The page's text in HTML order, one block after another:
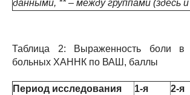
данными, ** – между группами (здесь
Таблица 2: Выраженность боли в
больных ХАННК по ВАШ, баллы
Период исследования
1-я
2-я